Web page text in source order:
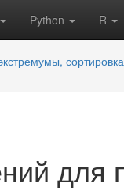
Python R
для